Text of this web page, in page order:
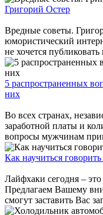
Григорий Остер
Вредные советы.
юмористический
не хочется
5 распространенных
них
Во всех странах,
заработной платы и
вопросы мужчинам
Как научиться
Лайфхаки сегодня –
Предлагаем Вашему
смогут заставить Вас